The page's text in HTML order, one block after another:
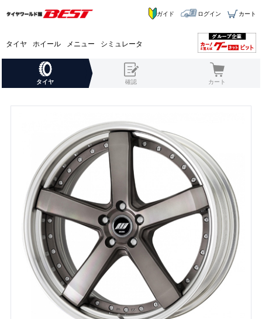
タイヤ ホイール メニュー シミュレータ
ガイド ログイン カート
タイヤ 確認 カート